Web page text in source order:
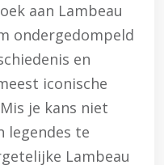
aan Lambeau
ondergedompeld
en
iconische
je kans niet
legendes te
Lambeau